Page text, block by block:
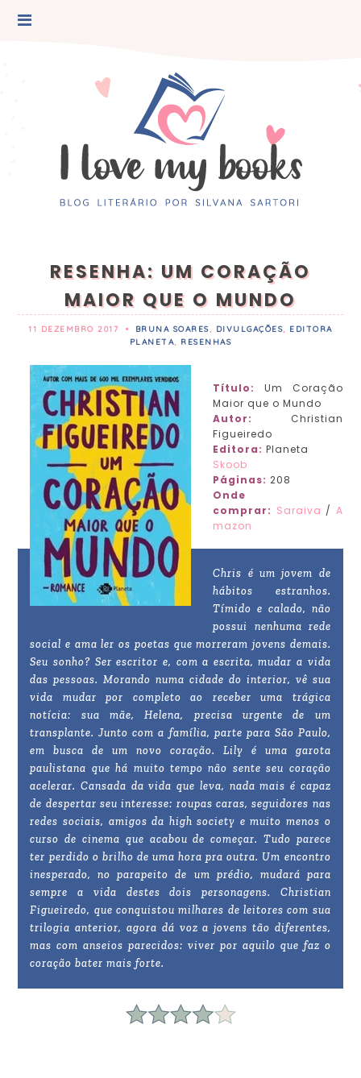
RESENHA: UM CORAÇÃO
MAIOR QUE O MUNDO
11 DEZEMBRO 2017 • BRUNA SOARES, DIVULGAÇÕES, EDITORA
PLANETA, RESENHAS
Título:
Um Coração
Maior que o Mundo
Autor:
Christian
Figueiredo
Editora: Planeta
Skoob
Páginas: 208
Onde
comprar: Saraiva / A
mazon
Chris é um jovem de
hábitos estranhos.
Tímido e calado, não
possui nenhuma rede
social e ama ler os poetas que morreram jovens demais.
Seu sonho? Ser escritor e, com a escrita, mudar a vida
das pessoas. Morando numa cidade do interior, vê sua
vida mudar por completo ao receber uma trágica
notícia: sua mãe, Helena, precisa urgente de um
transplante. Junto com a família, parte para São Paulo,
em busca de um novo coração. Lily é uma garota
paulistana que há muito tempo não sente seu coração
acelerar. Cansada da vida que leva, nada mais é capaz
de despertar seu interesse: roupas caras, seguidores nas
redes sociais, amigos da high society e muito menos o
curso de cinema que acabou de começar. Tudo parece
ter perdido o brilho de uma hora pra outra. Um encontro
inesperado, no parapeito de um prédio, mudará para
sempre a vida destes dois personagens. Christian
Figueiredo, que conquistou milhares de leitores com sua
trilogia anterior, agora dá voz a jovens tão diferentes,
mas com anseios parecidos: viver por aquilo que faz o
coração bater mais forte.